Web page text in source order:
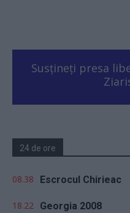
Susțineți presa
24 de ore
08.38 Escrocul Chirieac
18.22 Georgia 2008